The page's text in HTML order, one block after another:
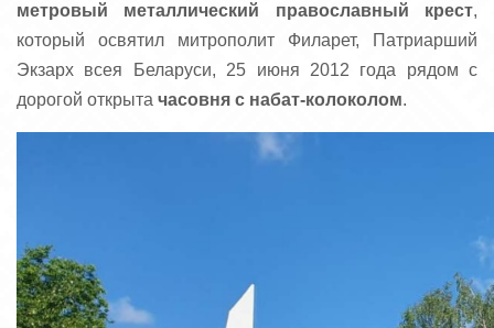
метровый металлический православный крест,
который освятил митрополит Филарет, Патриарший
Экзарх всея Беларуси, 25 июня 2012 года рядом с
дорогой открыта часовня с набат-колоколом.